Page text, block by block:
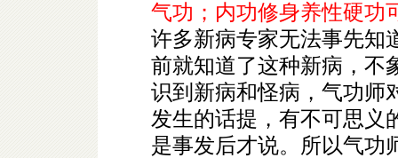
气功；内功修身养性硬功
许多新病专家无法事先知
前就知道了这种新病，不
识到新病和怪病，气功师
发生的话提，有不可思义
是事发后才说。所以气功